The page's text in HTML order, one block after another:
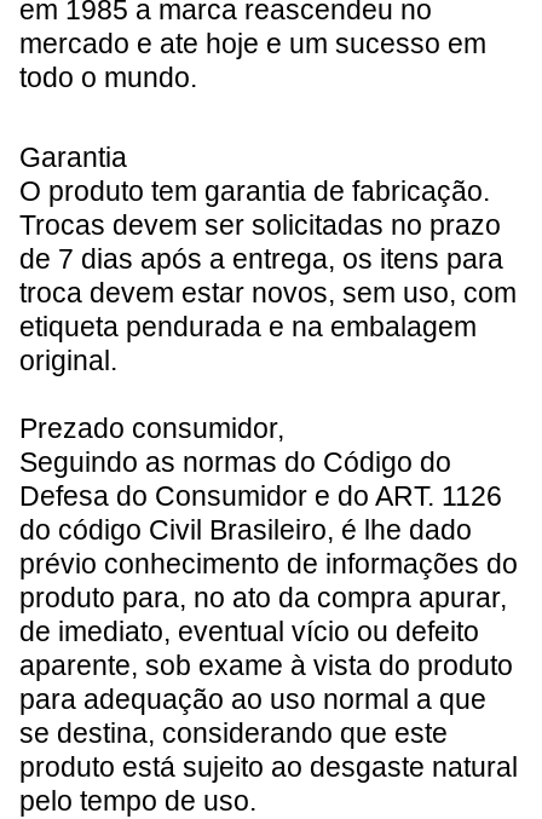
em 1985 a marca reascendeu no
mercado e ate hoje e um sucesso em
todo o mundo.
Garantia
O produto tem garantia de fabricação.
Trocas devem ser solicitadas no prazo
de 7 dias após a entrega, os itens para
troca devem estar novos, sem uso, com
etiqueta pendurada e na embalagem
original.
Prezado consumidor,
Seguindo as normas do Código do
Defesa do Consumidor e do ART. 1126
do código Civil Brasileiro, é lhe dado
prévio conhecimento de informações do
produto para, no ato da compra apurar,
de imediato, eventual vício ou defeito
aparente, sob exame à vista do produto
para adequação ao uso normal a que
se destina, considerando que este
produto está sujeito ao desgaste natural
pelo tempo de uso.